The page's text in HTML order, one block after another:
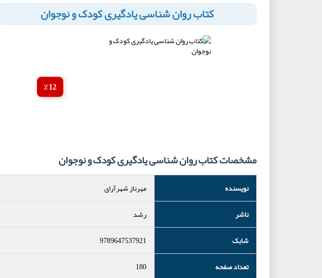
کتاب روان شناسی یادگیری کودک و نوجوان
12 ٪
مشخصات کتاب روان شناسی یادگیری کودک و نوجوان
نویسنده
مهرناز شهرآرای
ناشر
رشد
شابک
9789647537921
تعداد صفحه
180